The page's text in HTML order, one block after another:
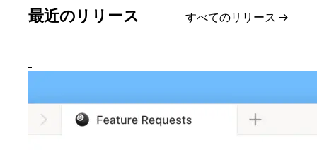
最近のリリース すべてのリリース →